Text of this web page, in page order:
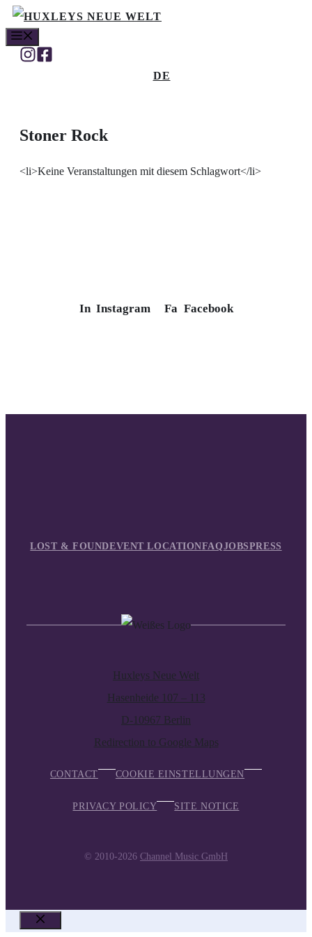
Skip
to
content
DE
Stoner Rock
<li>Keine Veranstaltungen mit diesem Schlagwort</li>
In Instagram Fa Facebook
LOST & FOUNDEVENT LOCATIONFAQJOBSPRESS
Huxleys Neue Welt
Hasenheide 107 – 113
D-10967 Berlin
Redirection to Google Maps
CONTACT COOKIE EINSTELLUNGEN
PRIVACY POLICY SITE NOTICE
© 2010-2026 Channel Music GmbH
CLOSE